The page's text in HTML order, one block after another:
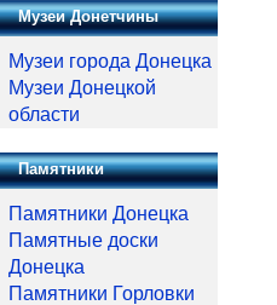
Музеи Донетчины
Музеи города Донецка
Музеи Донецкой
области
Памятники
Памятники Донецка
Памятные доски
Донецка
Памятники Горловки